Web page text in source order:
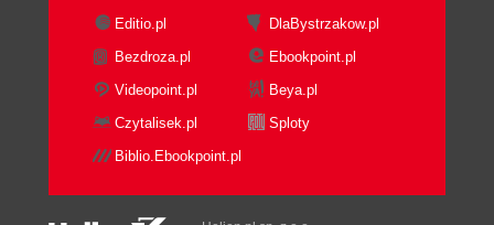
Editio.pl
DlaBystrzakow.pl
Bezdroza.pl
Ebookpoint.pl
Videopoint.pl
Beya.pl
Czytalisek.pl
Sploty
Biblio.Ebookpoint.pl